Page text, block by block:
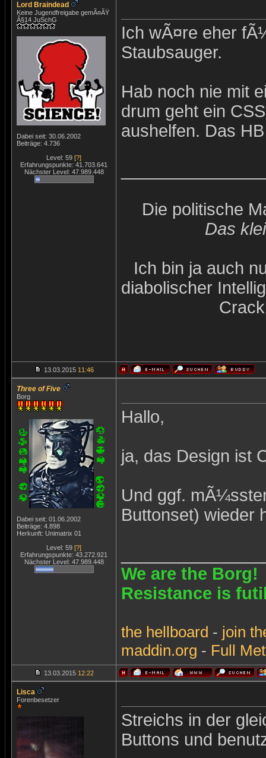
Lord Braindead
Keine Jugendfreigabe gemÃ¤ÃŸ
Â§14 JuSchG
Dabei seit: 30.06.2002
Beiträge: 4.736
Level: 59 [?]
Erfahrungspunkte: 41.703.641
Nächster Level: 47.989.448
Ich wÃ¤re eher
Staubsauger.
Hab noch nie mit
drum geht ein
aushelfen. Das
Die politische
Das
Ich bin ja auch
diabolischer
13.03.2015 11:46
Three of Five
Borg
Dabei seit: 01.06.2002
Beiträge: 4.898
Herkunft: Unimatrix 01
Level: 59 [?]
Erfahrungspunkte: 43.272.921
Nächster Level: 47.989.448
Hallo,
ja, das Design ist
Und ggf.
Buttonset) wieder
We are the Borg!
Resistance is
the hellboard - join
maddin.org - Full
13.03.2015 12:22
Lisca
Forenbesetzer
Streichs in der
Buttons und